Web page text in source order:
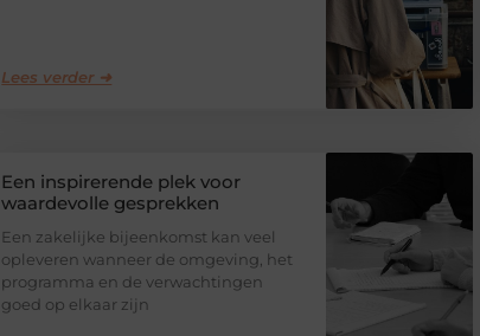
Lees verder ➜
Een inspirerende plek voor
waardevolle gesprekken
Een zakelijke bijeenkomst kan veel
opleveren wanneer de omgeving, het
programma en de verwachtingen
goed op elkaar zijn